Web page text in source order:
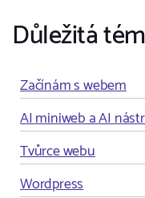
Důležitá
Začínám s webem
AI miniweb a AI
Tvůrce webu
Wordpress